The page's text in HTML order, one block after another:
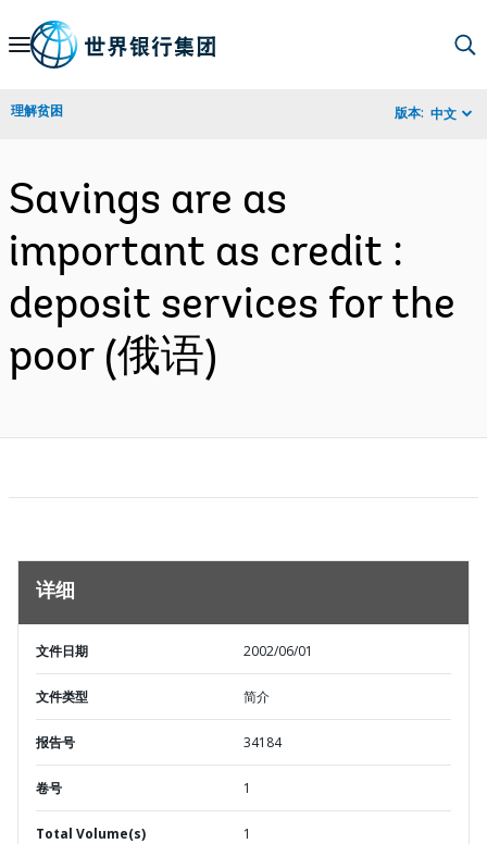
Skip
Navigation
理解贫困 版本: 中文
Savings are as
important as credit :
deposit services for the
poor (俄语)
详细
文件日期 2002/06/01
文件类型 简介
报告号 34184
卷号 1
Total Volume(s) 1